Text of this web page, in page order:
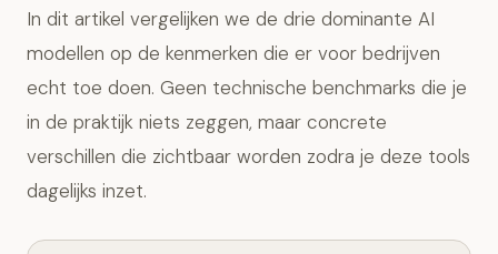
In dit artikel vergelijken we de drie dominante AI
modellen op de kenmerken die er voor bedrijven
echt toe doen. Geen technische benchmarks die je
in de praktijk niets zeggen, maar concrete
verschillen die zichtbaar worden zodra je deze tools
dagelijks inzet.